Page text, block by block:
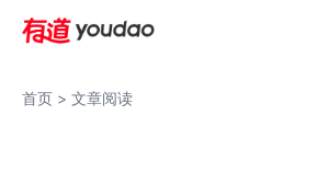
首页 > 文章阅读